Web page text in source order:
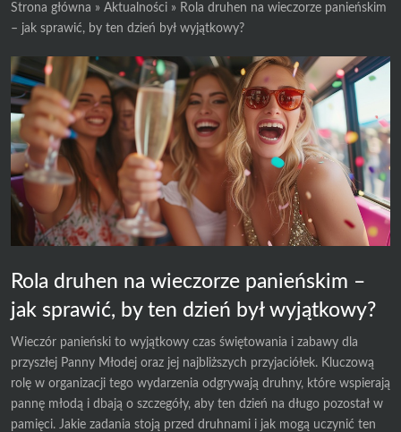
Strona główna » Aktualności » Rola druhen na wieczorze panieńskim
– jak sprawić, by ten dzień był wyjątkowy?
Rola druhen na wieczorze panieńskim –
jak sprawić, by ten dzień był wyjątkowy?
Wieczór panieński to wyjątkowy czas świętowania i zabawy dla
przyszłej Panny Młodej oraz jej najbliższych przyjaciółek. Kluczową
rolę w organizacji tego wydarzenia odgrywają druhny, które wspierają
pannę młodą i dbają o szczegóły, aby ten dzień na długo pozostał w
pamięci. Jakie zadania stoją przed druhnami i jak mogą uczynić ten